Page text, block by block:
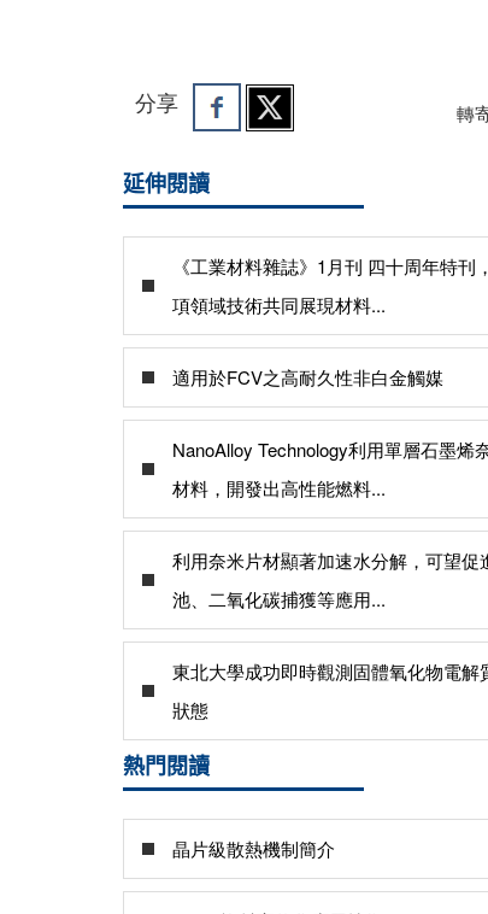
分享 轉
延伸閱讀
《工業材料雜誌》1月刊 四十周年特刊
項領域技術共同展現材料...
適用於FCV之高耐久性非白金觸媒
NanoAlloy Technology利用單層石墨烯
材料，開發出高性能燃料...
利用奈米片材顯著加速水分解，可望促
池、二氧化碳捕獲等應用...
東北大學成功即時觀測固體氧化物電解
狀態
熱門閱讀
晶片級散熱機制簡介